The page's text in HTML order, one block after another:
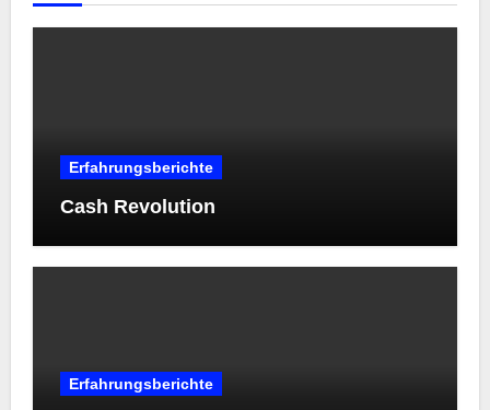
Erfahrungsberichte
Cash Revolution
Erfahrungsberichte